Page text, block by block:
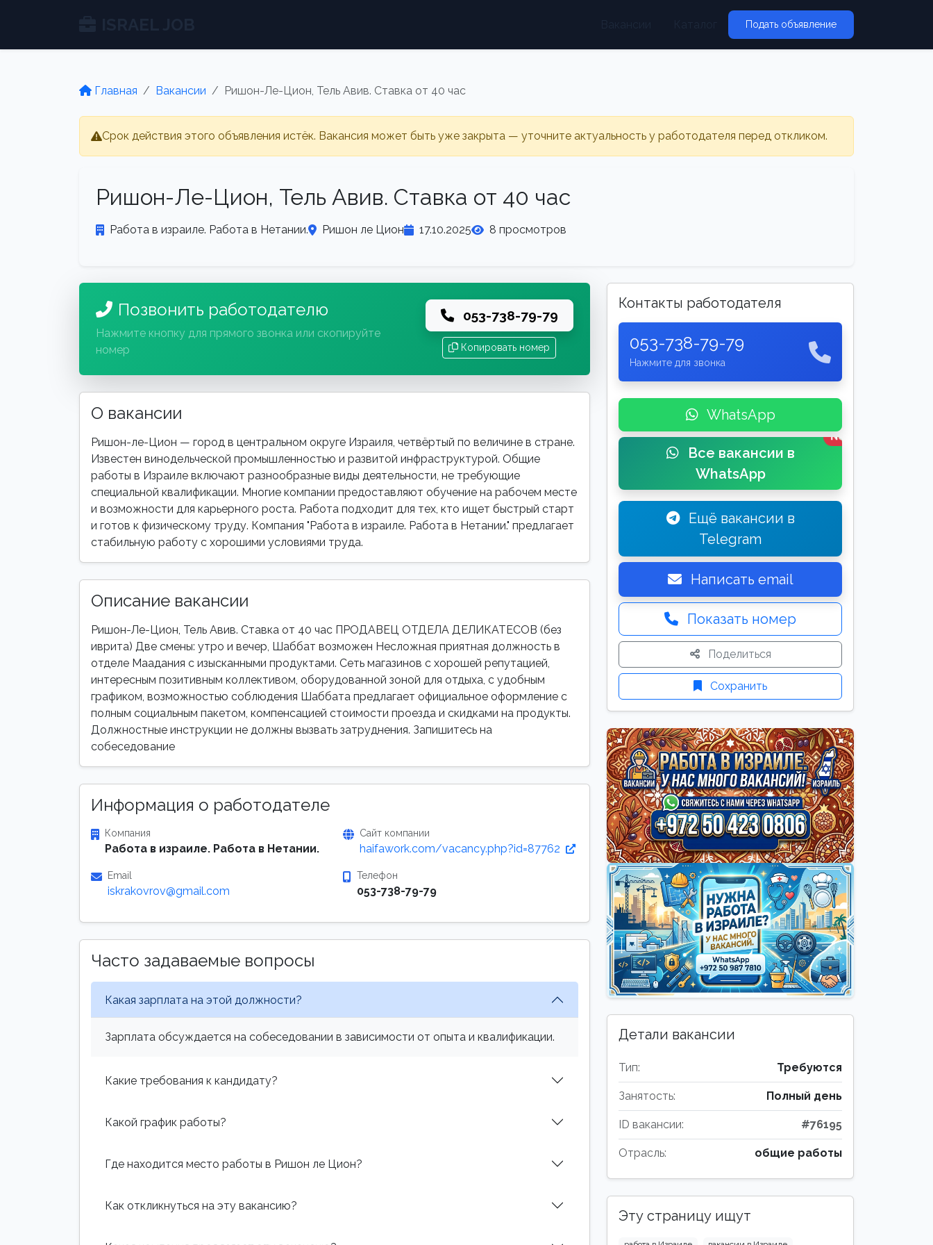
Подать объявление
Главная Вакансии Ришон-Ле-Цион, Тель Авив. Ставка от 40 час
Срок действия этого объявления истёк. Вакансия может быть уже закрыта — уточните актуальность у работодателя перед откликом.
Ришон-Ле-Цион, Тель Авив. Ставка от 40 час
Работа в израиле. Работа в Нетании. Ришон ле Цион 17.10.2025 8 просмотров
Позвонить работодателю
Нажмите кнопку для прямого звонка или скопируйте
номер
053-738-79-79
Копировать номер
О вакансии
Ришон-ле-Цион — город в центральном округе Израиля, четвёртый по величине в стране.
Известен винодельческой промышленностью и развитой инфраструктурой. Общие
работы в Израиле включают разнообразные виды деятельности, не требующие
специальной квалификации. Многие компании предоставляют обучение на рабочем месте
и возможности для карьерного роста. Работа подходит для тех, кто ищет быстрый старт
и готов к физическому труду. Компания "Работа в израиле. Работа в Нетании." предлагает
стабильную работу с хорошими условиями труда.
Описание вакансии
Ришон-Ле-Цион, Тель Авив. Ставка от 40 час ПРОДАВЕЦ ОТДЕЛА ДЕЛИКАТЕСОВ (без
иврита) Две смены: утро и вечер, Шаббат возможен Несложная приятная должность в
отделе Маадания с изысканными продуктами. Сеть магазинов с хорошей репутацией,
интересным позитивным коллективом, оборудованной зоной для отдыха, с удобным
графиком, возможностью соблюдения Шаббата предлагает официальное оформление с
полным социальным пакетом, компенсацией стоимости проезда и скидками на продукты.
Должностные инструкции не должны вызвать затруднения. Запишитесь на
собеседование
Информация о работодателе
Компания
Работа в израиле. Работа в Нетании.
Сайт компании
haifawork.com/vacancy.php?id=87762
Email
iskrakovrov@gmail.com
Телефон
053-738-79-79
Часто задаваемые вопросы
Какая зарплата на этой должности?
Зарплата обсуждается на собеседовании в зависимости от опыта и квалификации.
Какие требования к кандидату?
Какой график работы?
Где находится место работы в Ришон ле Цион?
Как откликнуться на эту вакансию?
Контакты работодателя
053-738-79-79
Нажмите для звонка
WhatsApp
Все вакансии в
WhatsApp
New
Ещё вакансии в
Telegram
Написать email
Показать номер
Поделиться
Сохранить
Детали вакансии
Тип: Требуются
Занятость: Полный день
ID вакансии: #76195
Отрасль: общие работы
Эту страницу ищут